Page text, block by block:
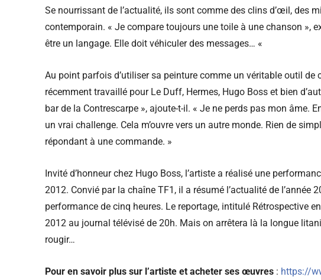
Se nourrissant de l’actualité, ils sont comme des clins d’œil, des
contemporain. « Je compare toujours une toile à une chanson »,
être un langage. Elle doit véhiculer des messages… «
Au point parfois d’utiliser sa peinture comme un véritable outil
récemment travaillé pour Le Duff, Hermes, Hugo Boss et bien
bar de la Contrescarpe », ajoute-t-il. « Je ne perds pas mon âme.
un vrai challenge. Cela m’ouvre vers un autre monde. Rien de
répondant à une commande. »
Invité d’honneur chez Hugo Boss, l’artiste a réalisé une
2012. Convié par la chaîne TF1, il a résumé l’actualité de l’année
performance de cinq heures. Le reportage, intitulé Rétrospective
2012 au journal télévisé de 20h. Mais on arrêtera là la longue
rougir…
Pour en savoir plus sur l’artiste et acheter ses œuvres : https://